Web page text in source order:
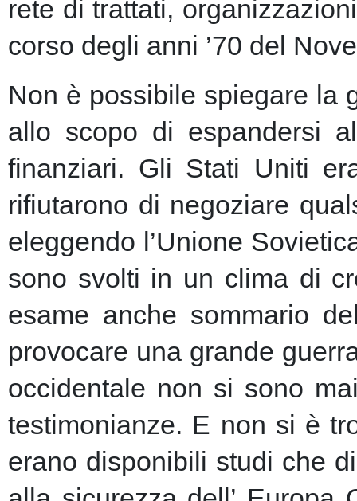
rete di trattati,
corso degli anni ’70 del
Non è possibile spiegare la
allo scopo di espandersi
finanziari. Gli Stati Uniti
rifiutarono di negoziare
eleggendo l’Unione
sono svolti in un clima di
esame anche sommario
provocare una grande
occidentale non si sono
testimonianze. E non si è
erano disponibili studi che